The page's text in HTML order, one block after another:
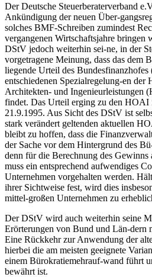
Der Deutsche Steuerberaterverband
Ankündigung der neuen Über-
solches BMF-Schreiben zumindest
vergangenen Wirtschaftsjahre
DStV jedoch weiterhin sei-ne, in der
vorgetragene Meinung, dass das dem
liegende Urteil des
entschiedenen Spezialregelung-en der
Architekten- und Ingenieurleistungen
findet. Das Urteil erging zu den HOAI
21.9.1995. Aus Sicht des DStV ist
stark verändert geltenden aktuellen
bleibt zu hoffen, dass die
der Sache vor dem Hintergrund des
denn für die Berechnung des Gewinns
muss ein entsprechend aufwendiges
Unternehmen vorgehalten werden.
ihrer Sichtweise fest, wird dies
mittel-großen Unternehmen zu
Der DStV wird auch weiterhin seine
Erörterungen von Bund und Län-dern
Eine Rückkehr zur Anwendung der
hierbei die am meisten geeignete
einem Bürokratiemehrauf-wand führt
bewährt ist.